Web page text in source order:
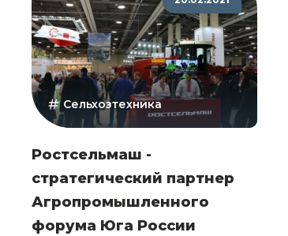
Сельхозтехника
Ростсельмаш -
стратегический партнер
Агропромышленного
форума Юга России